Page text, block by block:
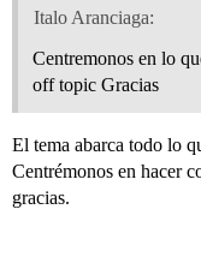
Italo Aranciaga:
Centremonos en lo
off topic Gracias
El tema abarca todo lo
Centrémonos en hacer
gracias.